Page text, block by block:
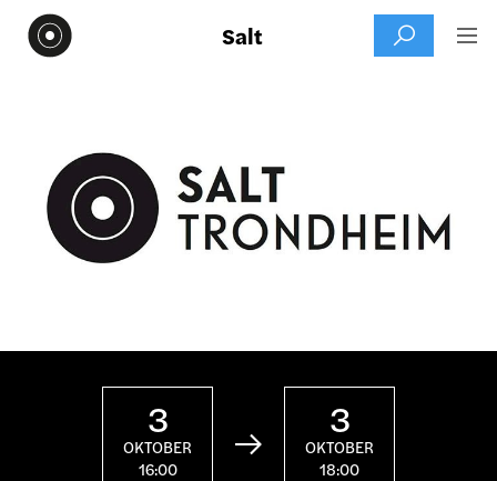
Salt  
3
OKTOBER
16:00

3
OKTOBER
18:00